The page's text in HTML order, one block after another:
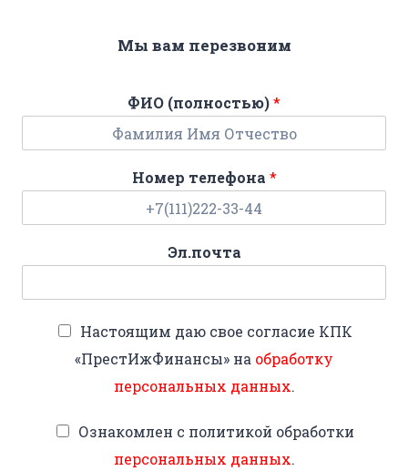
Мы вам перезвоним
ФИО (полностью)*
Номер телефона *
Эл.почта
Настоящим даю свое согласие КПК
«ПрестИжФинансы» на обработку
персональных данных.
Ознакомлен с политикой обработки
персональных данных.